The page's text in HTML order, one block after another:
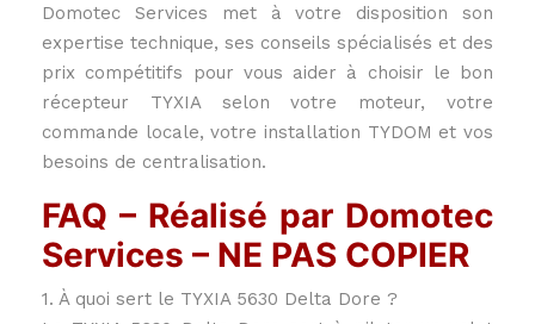
Domotec Services met à votre disposition son
expertise technique, ses conseils spécialisés et des
prix compétitifs pour vous aider à choisir le bon
récepteur TYXIA selon votre moteur, votre
commande locale, votre installation TYDOM et vos
besoins de centralisation.
FAQ – Réalisé par Domotec
Services – NE PAS COPIER
1. À quoi sert le TYXIA 5630 Delta Dore ?